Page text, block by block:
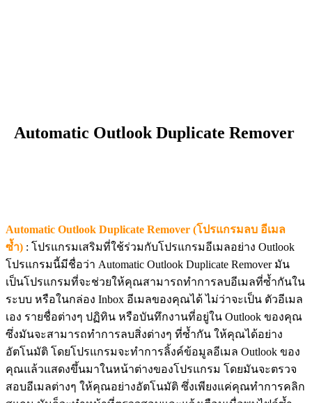
Automatic Outlook Duplicate Remover
Automatic Outlook Duplicate Remover (โปรแกรมลบ อีเมล
ซ้ำ) : โปรแกรมเสริมที่ใช้ร่วมกับโปรแกรมอีเมลอย่าง Outlook
โปรแกรมนี้มีชื่อว่า Automatic Outlook Duplicate Remover มัน
เป็นโปรแกรมที่จะช่วยให้คุณสามารถทำการลบอีเมลที่ซ้ำกันใน
ระบบ หรือในกล่อง Inbox อีเมลของคุณได้ ไม่ว่าจะเป็น ตัวอีเมล
เอง รายชื่อต่างๆ ปฏิทิน หรือบันทึกงานที่อยู่ใน Outlook ของคุณ
ซึ่งมันจะสามารถทำการลบสิ่งต่างๆ ที่ซ้ำกัน ให้คุณได้อย่าง
อัตโนมัติ โดยโปรแกรมจะทำการลิ้งค์ข้อมูลอีเมล Outlook ของ
คุณแล้วแสดงขึ้นมาในหน้าต่างของโปรแกรม โดยมันจะตรวจ
สอบอีเมลต่างๆ ให้คุณอย่างอัตโนมัติ ซึ่งเพียงแค่คุณทำการคลิก